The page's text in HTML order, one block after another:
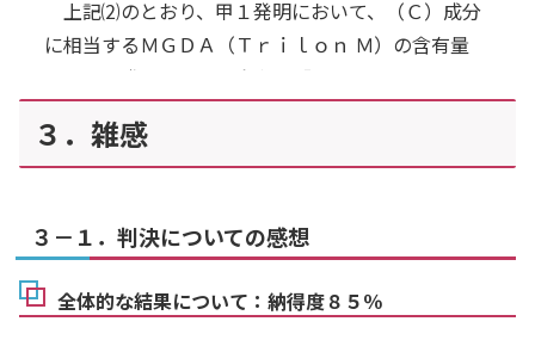
割合の範囲は、本件発明１における含有量の割合の
範囲に該当しないものを含んでいる
したがって、本件発明１と甲１発明との相違点１
は実質的な相違点であるというべきであり、これが
形式的な相違点であるとは認められない。
１が形式的な相違点にすぎないと解すべきというこ
とにはならない。…
したがって、原告の上記主張は採用することがで
（ＩＩ）のいずれか１種と特定しており、一般式
（ＩＩ）のＲ ４を「炭素数１２及び１４の天然アル
書には 、「Ｒ
い。」、「Ｒ
しい。」との記載はあるものの（段落【００３
４】）、Ｒ４として炭素数１２及び１４の天然アル
コール由来の炭化水素が好ましいとの記載は本件明
細書に存在せず、本件発明１の（Ｇ）成分の一般式
上記⑵のとおり、甲１発明において、（Ｃ）成分
に相当するＭＧＤＡ（Ｔｒｉｌｏｎ Ｍ）の含有量
を、甲１発明における含有量「０．１～５ｗｔ％」
の範囲内で検討し、「０．１～１．５質量％」にす
ることは、当業者の設計事項にすぎない。
また、甲１発明において、アニオン界面活性剤で
合計である「１２～３２ｗｔ％」の範囲内で、当業
そして、（Ａ）成分と（Ｃ）成分を甲１発明に記
３．雑感
３－１．判決についての感想
全体的な結果について：納得度８５％